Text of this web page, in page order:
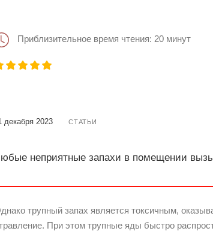
Приблизительное время чтения: 20 минут
декабря 2023 СТАТЬИ
неприятные запахи в помещении
трупный запах является токсичным,
При этом трупные яды быстро